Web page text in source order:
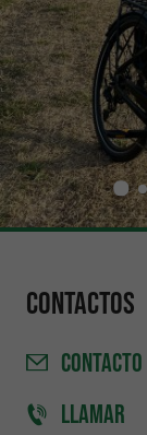
Contactos
CONTACTO
LLAMAR